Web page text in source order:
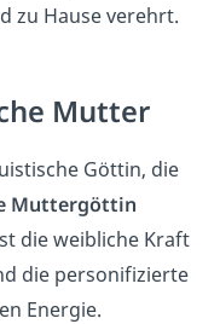
zu Hause verehrt.
Mutter
Göttin, die
Muttergöttin
die weibliche Kraft
die personifizierte
Energie.